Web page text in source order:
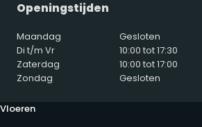
Openingstijden
Maandag
Gesloten
Di t/m Vr
10:00 tot 17:30
Zaterdag
10:00 tot 17:00
Zondag
Gesloten
Vloeren